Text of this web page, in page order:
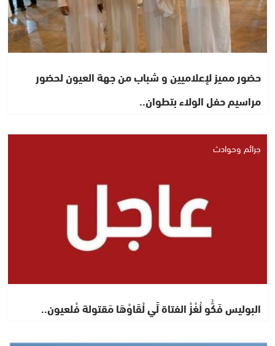
حضور مميز لإعلاميين و شباب من جهة العيون لحضور
مراسيم حفل الولاء بتطوان..
جرائم وحوادث
البوليس فَكُّو لُغْزْ الفتاة لِّي لْقَاوْهَا مَقتولة فْلعيون..